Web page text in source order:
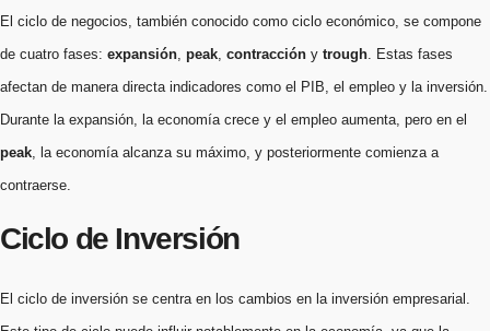
El ciclo de negocios, también conocido como ciclo económico, se compone
de cuatro fases: expansión peak contracción y trough . Estas fases
afectan de manera directa indicadores como el PIB, el empleo y la inversión.
Durante la expansión, la economía crece y el empleo aumenta, pero en el
peak , la economía alcanza su máximo, y posteriormente comienza a
contraerse.
Ciclo de Inversión
El ciclo de inversión se centra en los cambios en la inversión empresarial.